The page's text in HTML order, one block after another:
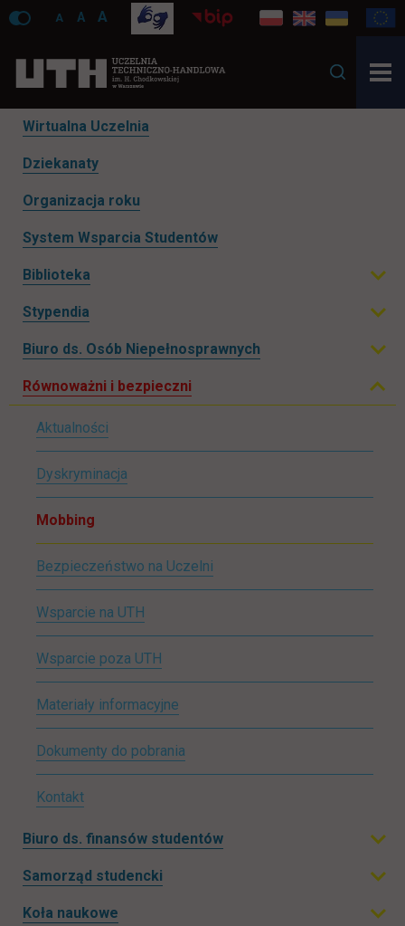
A A A
Pomiń
nawigacje
Wirtualna Uczelnia
Dziekanaty
Organizacja roku
System Wsparcia Studentów
Biblioteka Rozwiń podmenu
Stypendia Rozwiń podmenu
Biuro ds. Osób Niepełnosprawnych Rozwiń podmenu
Równoważni i bezpieczni Zwiń podmenu
Aktualności
Dyskryminacja
Mobbing
Bezpieczeństwo na Uczelni
Wsparcie na UTH
Wsparcie poza UTH
Materiały informacyjne
Dokumenty do pobrania
Kontakt
Biuro ds. finansów studentów Rozwiń podmenu
Samorząd studencki
Koła naukowe